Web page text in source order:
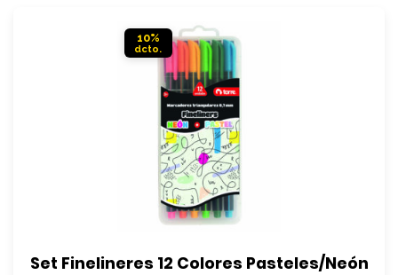
10%
Set Finelineres 12 Colores Pasteles/Neón